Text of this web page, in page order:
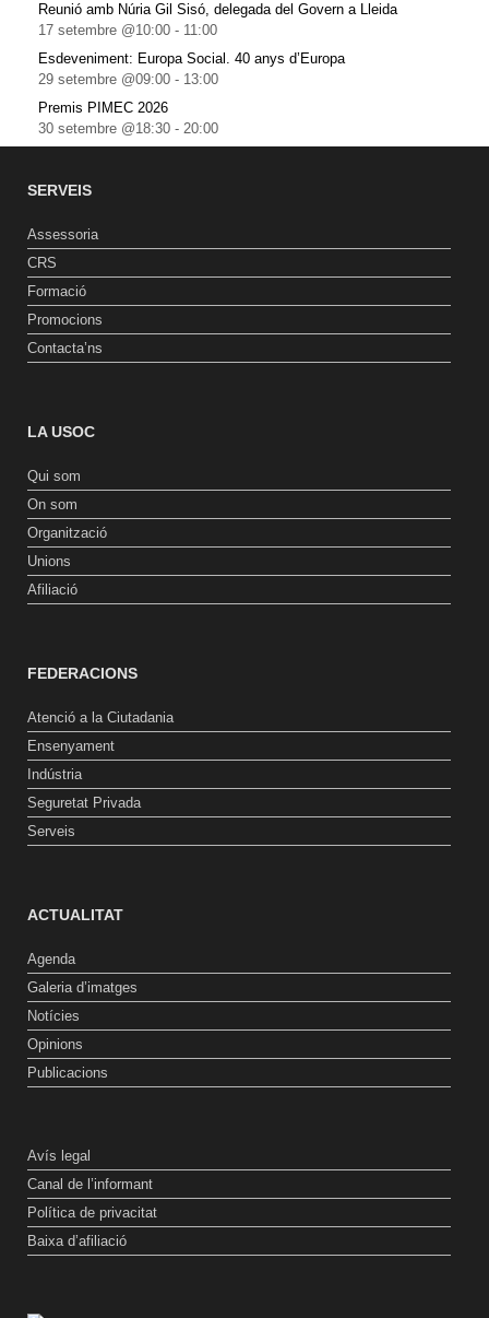
Reunió amb Núria Gil Sisó, delegada del Govern a Lleida
17 setembre @10:00 - 11:00
Esdeveniment: Europa Social. 40 anys d’Europa
29 setembre @09:00 - 13:00
Premis PIMEC 2026
30 setembre @18:30 - 20:00
SERVEIS
Assessoria
CRS
Formació
Promocions
Contacta’ns
LA USOC
Qui som
On som
Organització
Unions
Afiliació
FEDERACIONS
Atenció a la Ciutadania
Ensenyament
Indústria
Seguretat Privada
Serveis
ACTUALITAT
Agenda
Galeria d’imatges
Notícies
Opinions
Publicacions
Avís legal
Canal de l’informant
Política de privacitat
Baixa d’afiliació